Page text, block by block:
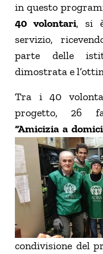
in questo
40 volontari, si
servizio,
parte delle
dimostrata e
Tra i 40
progetto, 26
“Amicizia a
condivisione del